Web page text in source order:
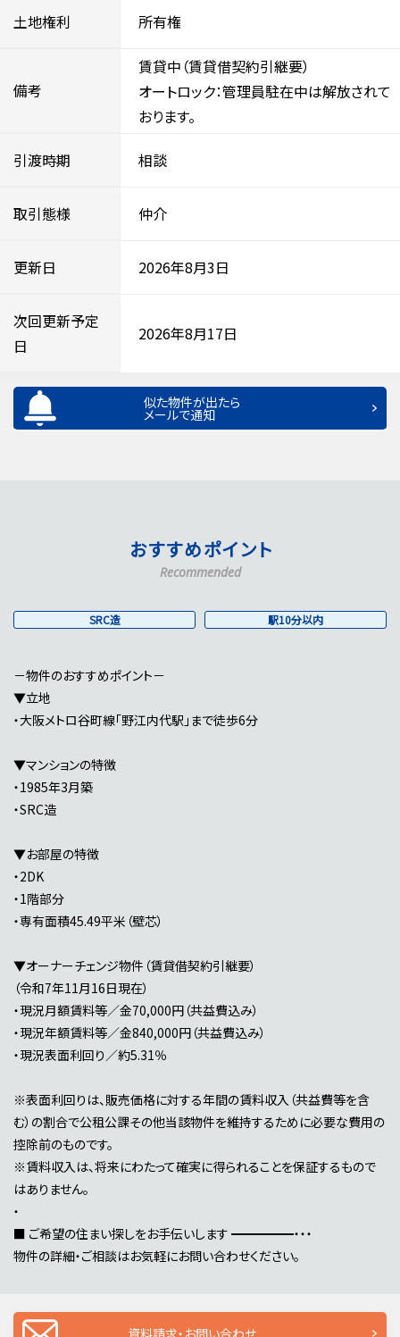
土地権利 所有権
備考
賃貸中（賃貸借契約引継要）
オートロック：管理員駐在中は解放されて
おります。
引渡時期 相談
取引態様 仲介
更新日 2026年8月3日
次回更新予定
日
2026年8月17日
似た物件が出たら
メールで通知
おすすめポイント
Recommended
SRC造 駅10分以内
－物件のおすすめポイント－
▼立地
・大阪メトロ谷町線「野江内代駅」まで徒歩6分
▼マンションの特徴
・1985年3月築
・SRC造
▼お部屋の特徴
・2DK
・1階部分
・専有面積45.49平米（壁芯）
▼オーナーチェンジ物件（賃貸借契約引継要）
（令和7年11月16日現在）
・現況月額賃料等／金70,000円（共益費込み）
・現況年額賃料等／金840,000円（共益費込み）
・現況表面利回り／約5.31％
※表面利回りは、販売価格に対する年間の賃料収入（共益費等を含
む）の割合で公租公課その他当該物件を維持するために必要な費用の
控除前のものです。
※賃料収入は、将来にわたって確実に得られることを保証するもので
はありません。
・
■ ご希望の住まい探しをお手伝いします ━━━━━・・・
物件の詳細・ご相談はお気軽にお問い合わせください。
資料請求・お問い合わせ